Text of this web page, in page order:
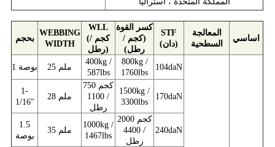
بحجم
WEBBING
WIDTH
WLL
(كجم /
رطل)
كسر القوة
(كجم /
رطل)
STF
(دان)
المعالجة
السطحية
اساسي
1 بوصة 25 ملم
400kg /
587lbs
800kg /
1760lbs
104daN
1-
1/16"
28 ملم
750 كجم
/ 1100
رطل
1500kg /
3300lbs
170daN
1.5
بوصة
35 ملم
1000kg /
1467lbs
2000 كجم
/ 4400
رطل
240daN